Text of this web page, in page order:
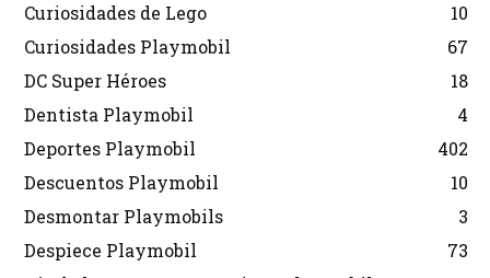
Curiosidades de Lego
10
Curiosidades Playmobil
67
DC Super Héroes
18
Dentista Playmobil
4
Deportes Playmobil
402
Descuentos Playmobil
10
Desmontar Playmobils
3
Despiece Playmobil
73